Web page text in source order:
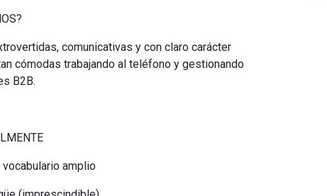
comunicativas y con claro carácter
cómodas trabajando al teléfono y gestionando
B2B.
vocabulario amplio